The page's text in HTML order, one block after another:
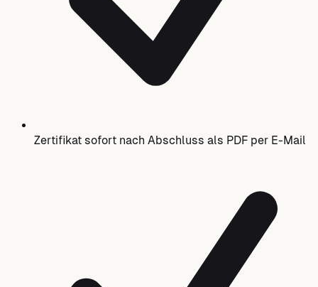
Zertifikat sofort nach Abschluss als PDF per E-Mail